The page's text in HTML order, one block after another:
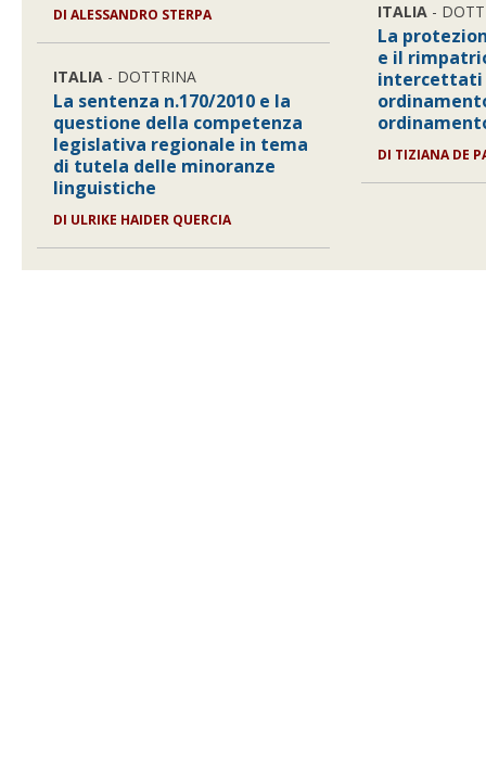
DI ALESSANDRO STERPA
ITALIA - DOTTRINA
La sentenza n.170/2010 e la
questione della competenza
legislativa regionale in tema
di tutela delle minoranze
linguistiche
DI ULRIKE HAIDER QUERCIA
ITALIA -
La
e il
intercettati
DI TIZIANA DE